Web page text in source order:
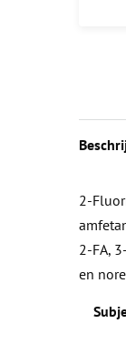
2-
2-FA,
en